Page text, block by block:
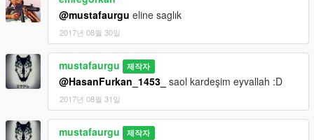
@mustafaurgu eline saglık
2017년 08월 30일
mustafaurgu 제작자
@HasanFurkan_1453_ saol kardeşim eyvallah :D
2017년 08월 31일
mustafaurgu 제작자